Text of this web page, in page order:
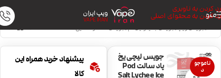
رد کردن به ناوبری
رد کردن به محتوای اصلی
منو ویپ ایران
VAPE IRAN
خانه/جویس ویپ/جویس با نیکوتین کم/جویس خنک و نعنایی
ناموجو
د
جویس لیچی یخ
پاد سالت Pod
Salt Lychee Ice
پیشنهاد خرید همراه این
کالا